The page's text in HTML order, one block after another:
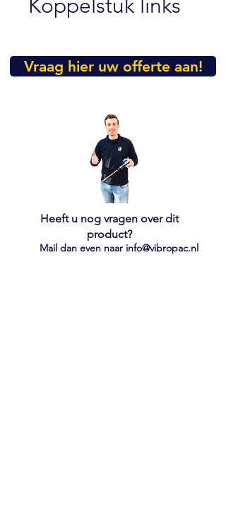
Koppelstuk links
Vraag hier uw offerte aan!
Heeft u nog vragen over dit
product?
Mail dan even naar info@vibropac.nl